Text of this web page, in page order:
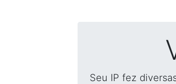
Seu IP fez